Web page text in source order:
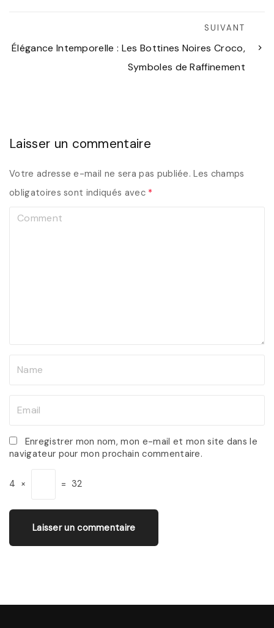
SUIVANT
Élégance Intemporelle : Les Bottines Noires Croco,
Symboles de Raffinement
Laisser un commentaire
Votre adresse e-mail ne sera pas publiée. Les champs
obligatoires sont indiqués avec *
*
a
i
Enregistrer mon nom, mon e-mail et mon site dans le
navigateur pour mon prochain commentaire.
4 × = 32